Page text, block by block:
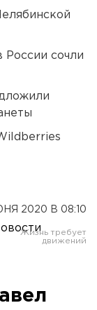
России сочли
2020 В 08:10